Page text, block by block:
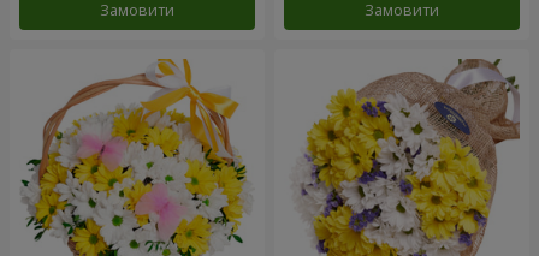
Замовити Замовити